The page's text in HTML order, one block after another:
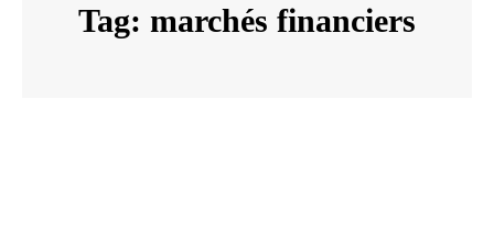
Tag: marchés financiers